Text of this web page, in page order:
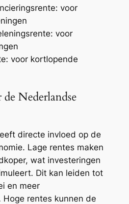
voor
voor
voor kortlopende
Nederlandse
directe invloed op de
Lage rentes maken
wat investeringen
Dit kan leiden tot
en meer
rentes kunnen de